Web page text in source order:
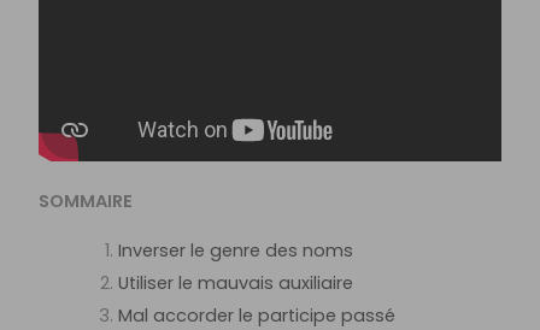
SOMMAIRE
Inverser le genre des noms
Utiliser le mauvais auxiliaire
Mal accorder le participe passé